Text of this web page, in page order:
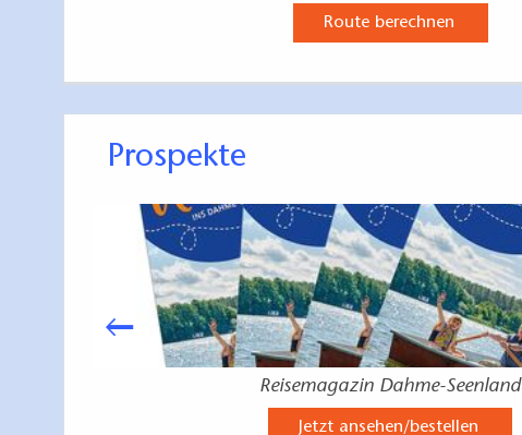
Route berechnen
Prospekte
Reisemagazin Dahme-Seenland
Jetzt ansehen/bestellen